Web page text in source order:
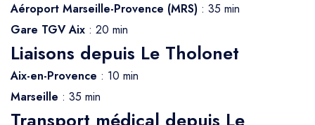
Aéroport Marseille-Provence (MRS) : 35 min
Gare TGV Aix : 20 min
Liaisons depuis Le Tholonet
Aix-en-Provence : 10 min
Marseille : 35 min